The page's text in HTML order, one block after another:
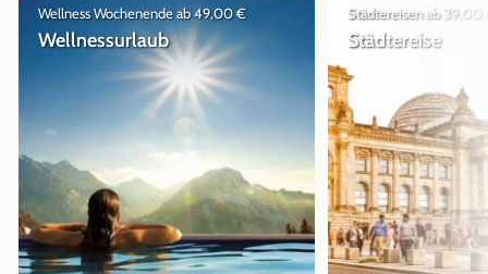
Wellness Wochenende ab 49,00 €
Wellnessurlaub
Städtereisen ab 39,00
Städtereise